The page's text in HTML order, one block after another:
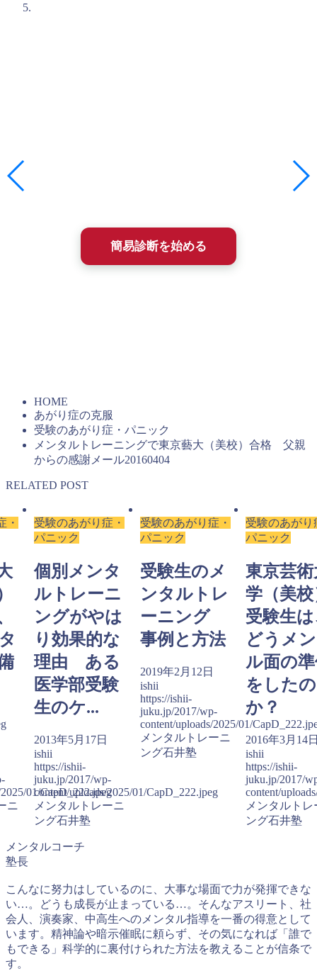
所要時間は約2〜3分、ほとんどが選択式で答えるだけ。
簡易診断を始める
HOME
あがり症の克服
受験のあがり症・パニック
メンタルトレーニングで東京藝大（美校）合格 父親
からの感謝メール20160404
RELATED POST
・
01/CapD_222.jpeg
ニ
受験のあがり症・
パニック
個別メンタ
ルトレーニ
ングがやは
り効果的な
理由 ある
医学部受験
生のケ...
2013年5月17日
ishii
https://ishii-
juku.jp/2017/wp-
content/uploads/2025/01/CapD_222.jpeg
メンタルトレーニ
ング石井塾
受験のあがり症・
パニック
受験生のメ
ンタルトレ
ーニング
事例と方法
2019年2月12日
ishii
https://ishii-
juku.jp/2017/wp-
content/uploads/2025/01/
メンタルトレーニ
ング石井塾
受験のあがり
パニック
東京芸
学（美
受験生
どうメ
ル面の
をしたの
か？
2016年3月14
ishii
https://ishii-
juku.jp/2017/
content/
メンタルトレ
ング石井塾
メンタルコーチ
塾長
こんなに努力はしているのに、大事な場面で力が発揮できな
い…。どうも成長が止まっている…。そんなアスリート、社
会人、演奏家、中高生へのメンタル指導を一番の得意として
います。精神論や暗示催眠に頼らず、その気になれば「誰で
もできる」科学的に裏付けられた方法を教えることが信条で
す。